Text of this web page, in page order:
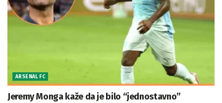
ARSENAL FC
Jeremy Monga kaže da je bilo “jednostavno”